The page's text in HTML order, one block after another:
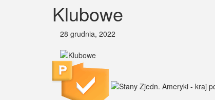
Klubowe
28 grudnia, 2022